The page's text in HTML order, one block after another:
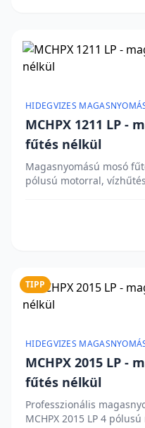
max. hőmérséklet: 40°C.
HIDEGVIZES
MCHPX 1211 LP -
fűtés nélkül
Magasnyomású mosó
pólusú motorral,
bypass szeleppel és
Beépített
glicerinfürdős
TIPP
HIDEGVIZES
MCHPX 2015 LP -
fűtés nélkül
Professzionális
MCHPX 2015 LP 4